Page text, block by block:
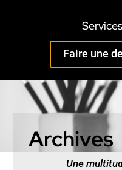
Faire une
Archives
Une